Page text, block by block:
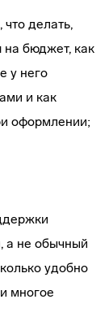
делать,
на бюджет, как
у него
и как
оформлении;
а не обычный
удобно
многое